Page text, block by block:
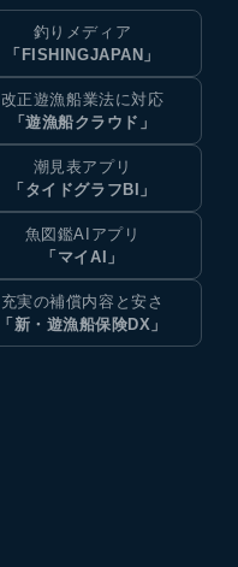
釣りメディア
「FISHINGJAPAN」
改正遊漁船業法に対応
「遊漁船クラウド」
潮見表アプリ
「タイドグラフBI」
魚図鑑AIアプリ
「マイAI」
充実の補償内容と安さ
「新・遊漁船保険DX」